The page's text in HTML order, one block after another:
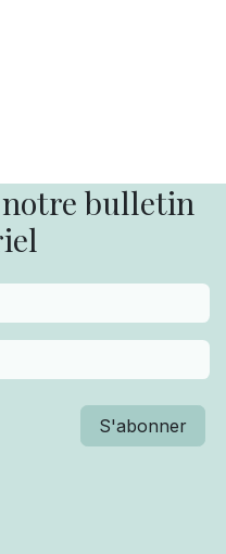
bulletin
S'abonner